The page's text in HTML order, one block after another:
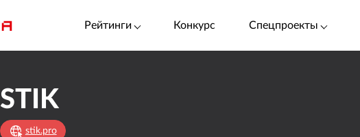
Рейтинги Конкурс Спецпроекты
STIK
stik.pro